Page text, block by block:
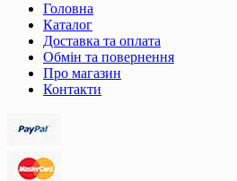
Головна
Каталог
Доставка та оплата
Обмін та повернення
Про магазин
Контакти